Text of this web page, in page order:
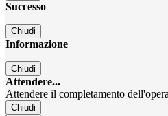
Successo
Chiudi
Informazione
Chiudi
Attendere...
Attendere il completamento
Chiudi